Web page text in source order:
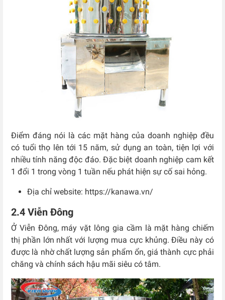
Điểm đáng nói là các mặt hàng của doanh nghiệp đều
có tuổi thọ lên tới 15 năm, sử dụng an toàn, tiện lợi với
nhiều tính năng độc đáo. Đặc biệt doanh nghiệp cam kết
1 đổi 1 trong vòng 1 tuần nếu phát hiện sự cố sai hỏng.
Địa chỉ website: https://kanawa.vn/
2.4 Viễn Đông
Ở Viễn Đông, máy vặt lông gia cầm là mặt hàng chiếm
thị phần lớn nhất với lượng mua cực khủng. Điều này có
được là nhờ chất lượng sản phẩm ổn, giá thành cực phải
chăng và chính sách hậu mãi siêu có tâm.